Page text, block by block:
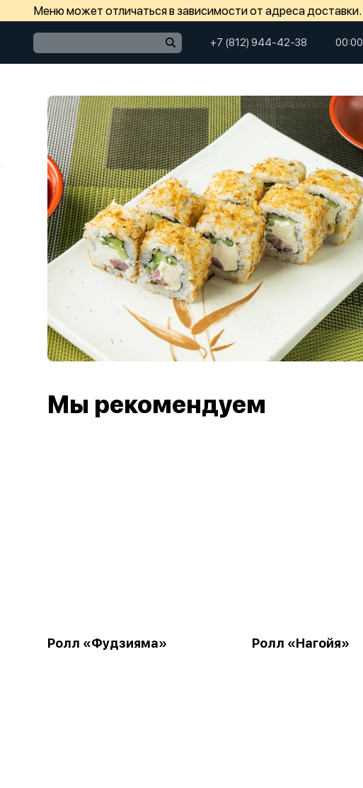
Меню может отличаться в зависимости от адреса
+7 (812) 944-42-38
Мы рекомендуем
Ролл «Фудзияма» Ролл «Нагойя»